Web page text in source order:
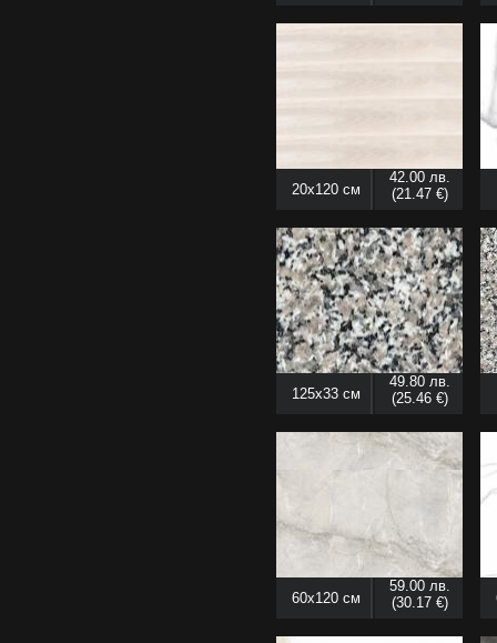
20x120 см
42.00 лв.
(21.47 €)
125x33 см
49.80 лв.
(25.46 €)
60x120 см
59.00 лв.
(30.17 €)